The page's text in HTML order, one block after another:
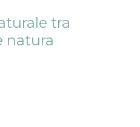
tra
natura